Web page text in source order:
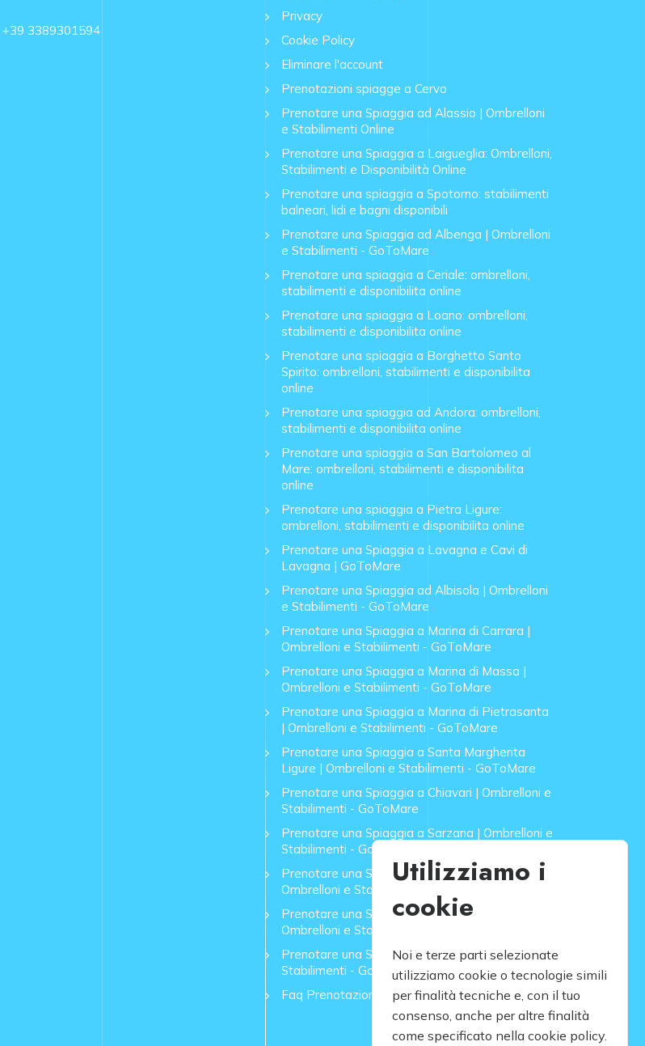
+39 3389301594
Privacy
Cookie Policy
Eliminare l'account
Prenotazioni spiagge a Cervo
Prenotare una Spiaggia ad Alassio | Ombrelloni
e Stabilimenti Online
Prenotare una Spiaggia a Laigueglia: Ombrelloni,
Stabilimenti e Disponibilità Online
Prenotare una spiaggia a Spotorno: stabilimenti
balneari, lidi e bagni disponibili
Prenotare una Spiaggia ad Albenga | Ombrelloni
e Stabilimenti - GoToMare
Prenotare una spiaggia a Ceriale: ombrelloni,
stabilimenti e disponibilita online
Prenotare una spiaggia a Loano: ombrelloni,
stabilimenti e disponibilita online
Prenotare una spiaggia a Borghetto Santo
Spirito: ombrelloni, stabilimenti e disponibilita
online
Prenotare una spiaggia ad Andora: ombrelloni,
stabilimenti e disponibilita online
Prenotare una spiaggia a San Bartolomeo al
Mare: ombrelloni, stabilimenti e disponibilita
online
Prenotare una spiaggia a Pietra Ligure:
ombrelloni, stabilimenti e disponibilita online
Prenotare una Spiaggia a Lavagna e Cavi di
Lavagna | GoToMare
Prenotare una Spiaggia ad Albisola | Ombrelloni
e Stabilimenti - GoToMare
Prenotare una Spiaggia a Marina di Carrara |
Ombrelloni e Stabilimenti - GoToMare
Prenotare una Spiaggia a Marina di Massa |
Ombrelloni e Stabilimenti - GoToMare
Prenotare una Spiaggia a Marina di Pietrasanta
| Ombrelloni e Stabilimenti - GoToMare
Prenotare una Spiaggia a Santa Margherita
Ligure | Ombrelloni e Stabilimenti - GoToMare
Prenotare una Spiaggia a Chiavari | Ombrelloni e
Stabilimenti - GoToMare
Prenotare una Spiaggia a Sarzana | Ombrelloni e
Stabilimenti - GoToMare
Prenotare una Spiaggia a Forte dei Marmi |
Ombrelloni e Stabilimenti - GoToMare
Prenotare una Spiaggia a Lido di Camaiore |
Ombrelloni e Stabilimenti - GoToMare
Prenotare una Spiaggia a Rapallo | Ombrelloni e
Stabilimenti - GoToMare
Faq Prenotazione Spiagge
Utilizziamo i
cookie
Noi e terze parti selezionate
utilizziamo cookie o tecnologie simili
per finalità tecniche e, con il tuo
consenso, anche per altre finalità
come specificato nella cookie policy.